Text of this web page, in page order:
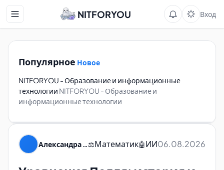
NITFORYOU Вход
Популярное Новое
NITFORYOU - Образование и информационные
технологии NITFORYOU - Образование и
информационные технологии
⚖️Математик🤖ИИ06.08.2026